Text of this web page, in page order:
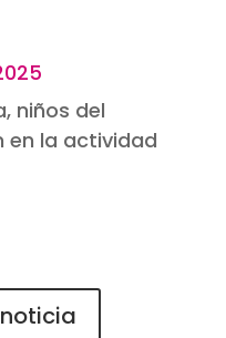
2025
niños del
en la actividad